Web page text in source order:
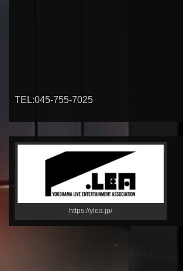
TEL:045-755-7025
https://ylea.jp/